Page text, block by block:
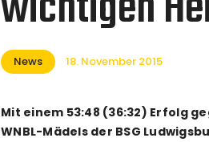
News 18. November 2015
Mit einem 53:48 (36:32) Erfolg
WNBL-Mädels der BSG